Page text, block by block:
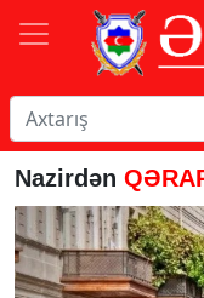
Nazirdən